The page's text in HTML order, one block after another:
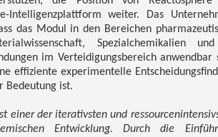
Intelligenzplattform weiter. Das
das Modul in den Bereichen
Spezialchemikalien
im Verteidigungsbereich anwendbar
effiziente experimentelle
Bedeutung ist.
einer der iterativsten und
Entwicklung. Durch die